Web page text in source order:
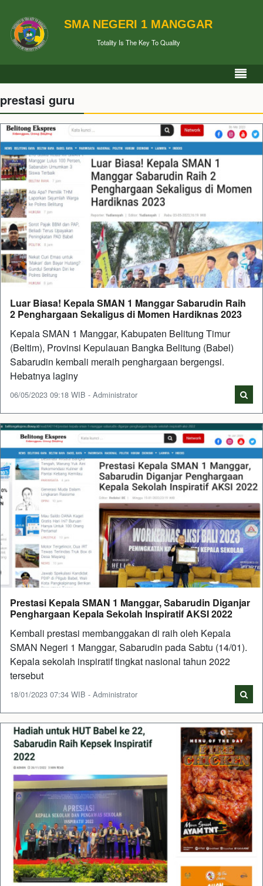
SMA NEGERI 1 MANGGAR
Totality Is The Key To Quality
prestasi guru
Luar Biasa! Kepala SMAN 1 Manggar Sabarudin Raih
2 Penghargaan Sekaligus di Momen Hardiknas 2023
Kepala SMAN 1 Manggar, Kabupaten Belitung Timur
(Beltim), Provinsi Kepulauan Bangka Belitung (Babel)
Sabarudin kembali meraih penghargaan bergengsi.
Hebatnya laginy
06/05/2023 09:18 WIB - Administrator
Prestasi Kepala SMAN 1 Manggar, Sabarudin Diganjar
Penghargaan Kepala Sekolah Inspiratif AKSI 2022
Kembali prestasi membanggakan di raih oleh Kepala
SMAN Negeri 1 Manggar, Sabarudin pada Sabtu (14/01).
Kepala sekolah inspiratif tingkat nasional tahun 2022
tersebut
18/01/2023 07:34 WIB - Administrator